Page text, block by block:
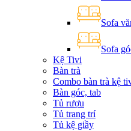
Sofa
Sofa
Kệ Tivi
Bàn trà
Combo bàn trà kệ
Bàn góc, tab
Tủ rượu
Tủ trang trí
Tủ kệ giầy